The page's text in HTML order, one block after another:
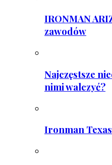
IRONMAN
zawodów
Najczęstsze
nimi walczyć?
Ironman